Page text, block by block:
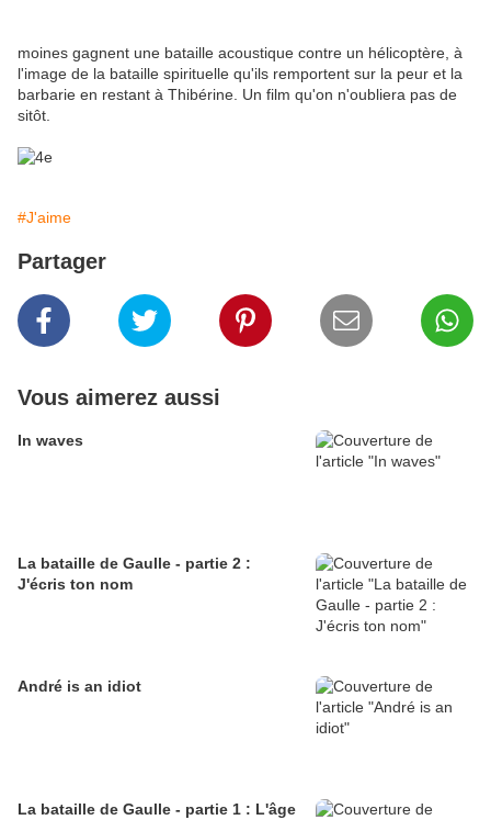
moines gagnent une bataille acoustique contre un hélicoptère, à
l'image de la bataille spirituelle qu'ils remportent sur la peur et la
barbarie en restant à Thibérine. Un film qu'on n'oubliera pas de
sitôt.
#J'aime
Partager
Vous aimerez aussi
In waves
La bataille de Gaulle - partie 2 :
J'écris ton nom
André is an idiot
La bataille de Gaulle - partie 1 : L'âge